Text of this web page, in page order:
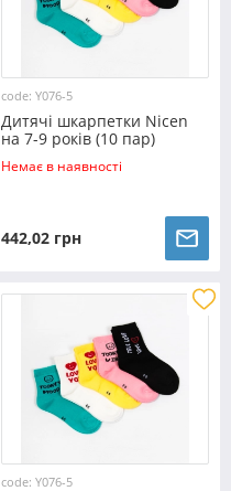
code: Y076-5
Дитячі шкарпетки Nicen
на 7-9 років (10 пар)
№Y076-5
Немає в наявності
442,02 грн
code: Y076-5